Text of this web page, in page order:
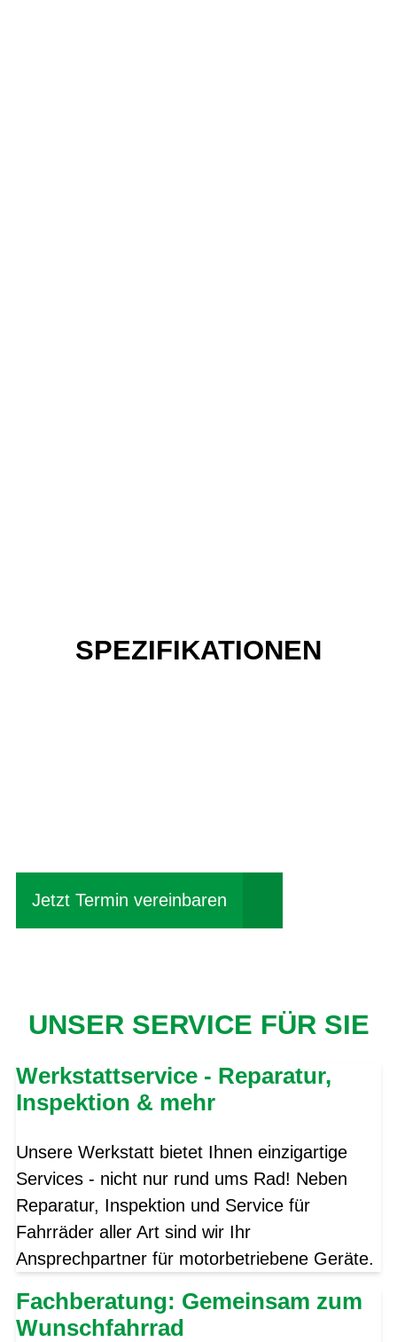
SPEZIFIKATIONEN
Jetzt Termin vereinbaren
UNSER SERVICE FÜR SIE
Werkstattservice - Reparatur,
Inspektion & mehr
Unsere Werkstatt bietet Ihnen einzigartige
Services - nicht nur rund ums Rad! Neben
Reparatur, Inspektion und Service für
Fahrräder aller Art sind wir Ihr
Ansprechpartner für motorbetriebene Geräte.
Fachberatung: Gemeinsam zum
Wunschfahrrad